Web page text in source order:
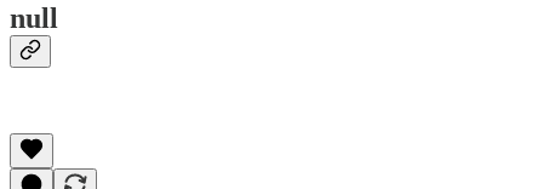
null